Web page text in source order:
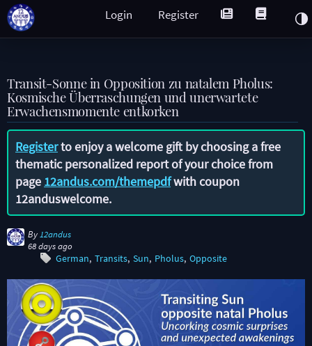
Register
Login
Transit-Sonne in Opposition zu natalem Pholus:
Kosmische Überraschungen und unerwartete
Erwachensmomente entkorken
Registerto enjoy a welcome gift by choosing a free
thematic personalized report of your choice from
page 12andus.com/themepdfwith coupon
12anduswelcome.
By 12andus
68 days ago
German Transits Sun Pholus Opposite